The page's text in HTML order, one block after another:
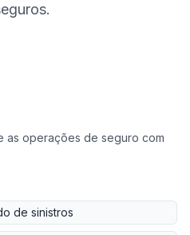
as operações de seguro com
de sinistros